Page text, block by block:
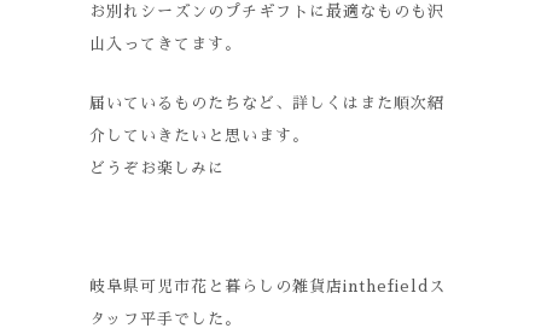
お別れシーズンのプチギフトに最適なものも沢
山入ってきてます。
届いているものたちなど、詳しくはまた順次紹
介していきたいと思います。
どうぞお楽しみに
岐阜県可児市花と暮らしの雑貨店inthefieldス
タッフ平手でした。